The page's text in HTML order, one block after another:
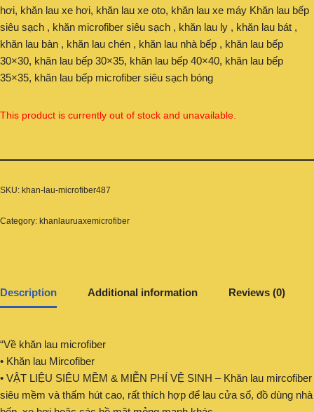
hơi, khăn lau xe hơi, khăn lau xe oto, khăn lau xe máy Khăn lau bếp
siêu sạch , khăn microfiber siêu sạch , khăn lau ly , khăn lau bát ,
khăn lau bàn , khăn lau chén , khăn lau nhà bếp , khăn lau bếp
30×30, khăn lau bếp 30×35, khăn lau bếp 40×40, khăn lau bếp
35×35, khăn lau bếp microfiber siêu sạch bóng
This product is currently out of stock and unavailable.
SKU: khan-lau-microfiber487
Category: khanlauruaxemicrofiber
Description Additional information Reviews (0)
“Về khăn lau microfiber
• Khăn lau Mircofiber
• VẬT LIỆU SIÊU MỀM & MIỄN PHÍ VỆ SINH – Khăn lau mircofiber
siêu mềm và thấm hút cao, rất thích hợp để lau cửa sổ, đồ dùng nhà